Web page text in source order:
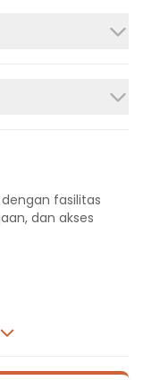
fasilitas
dan akses